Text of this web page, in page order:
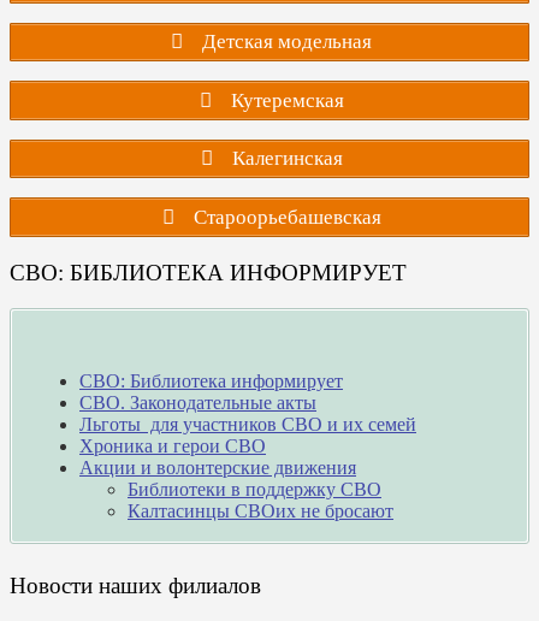
Детская модельная
Кутеремская
Калегинская
Староорьебашевская
СВО: БИБЛИОТЕКА ИНФОРМИРУЕТ
СВО: Библиотека информирует
СВО. Законодательные акты
Льготы для участников СВО и их семей
Хроника и герои СВО
Акции и волонтерские движения
Библиотеки в поддержку СВО
Калтасинцы СВОих не бросают
Новости наших филиалов